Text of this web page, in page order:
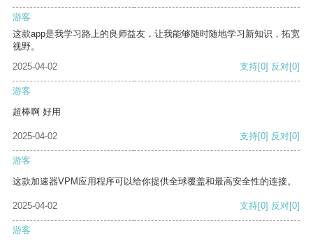
游客
这款app是我学习路上的良师益友，让我能够随时随地学习新知识，拓宽
视野。
2025-04-02
支持[0] 反对[0]
游客
超棒啊 好用
2025-04-02 支持[0] 反对[0]
游客
这款加速器VPM应用程序可以给你提供全球覆盖和最高安全性的连接。
2025-04-02 支持[0] 反对[0]
游客